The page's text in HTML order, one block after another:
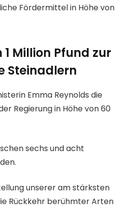
Fördermittel in Höhe von
Million Pfund zur
Steinadlern
Emma Reynolds die
Regierung in Höhe von 60
sechs und acht
unserer am stärksten
Rückkehr berühmter Arten